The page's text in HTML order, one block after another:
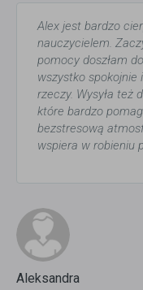
Alex jest bardzo
nauczycielem.
pomocy doszłam
wszystko spokojnie
rzeczy. Wysyła też
które bardzo
bezstresową
wspiera w robieniu
Aleksandra